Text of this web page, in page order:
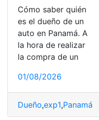
Cómo saber quién
es el dueño de un
auto en Panamá. A
la hora de realizar
la compra de un
01/08/2026
Dueño,exp1,Panamá